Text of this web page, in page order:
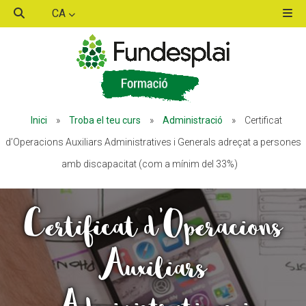
CA
Inici » Troba el teu curs » Administració »
Certificat
d’Operacions Auxiliars Administratives i Generals adreçat a persones
amb discapacitat (com a mínim del 33%)
Certificat d’Operacions
Auxiliars
ACTIVITATS D'ESTIU
MÓN ESCOLAR
ALBERG CENTRE ESPLAI
FORMACIÓ
ACTIVITATS D'ESTIU
MÓN ESCOLAR
ALBERG CENTRE ESPLAI
FORMACIÓ